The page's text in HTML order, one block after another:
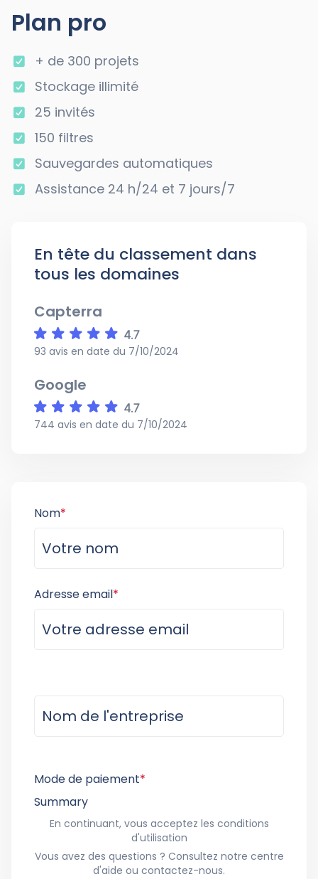
Plan pro
+ de 300 projets
Stockage illimité
25 invités
150 filtres
Sauvegardes automatiques
Assistance 24 h/24 et 7 jours/7
En tête du classement dans
tous les domaines
Capterra
93 avis en date du 7/10/2024
Google
744 avis en date du 7/10/2024
Nom*
Adresse email*
Mode de paiement*
Summary
En continuant, vous acceptez les conditions
d'utilisation
Vous avez des questions ? Consultez notre centre
d'aide ou contactez-nous.